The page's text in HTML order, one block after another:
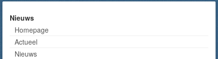
Nieuws
Homepage
Actueel
Nieuws